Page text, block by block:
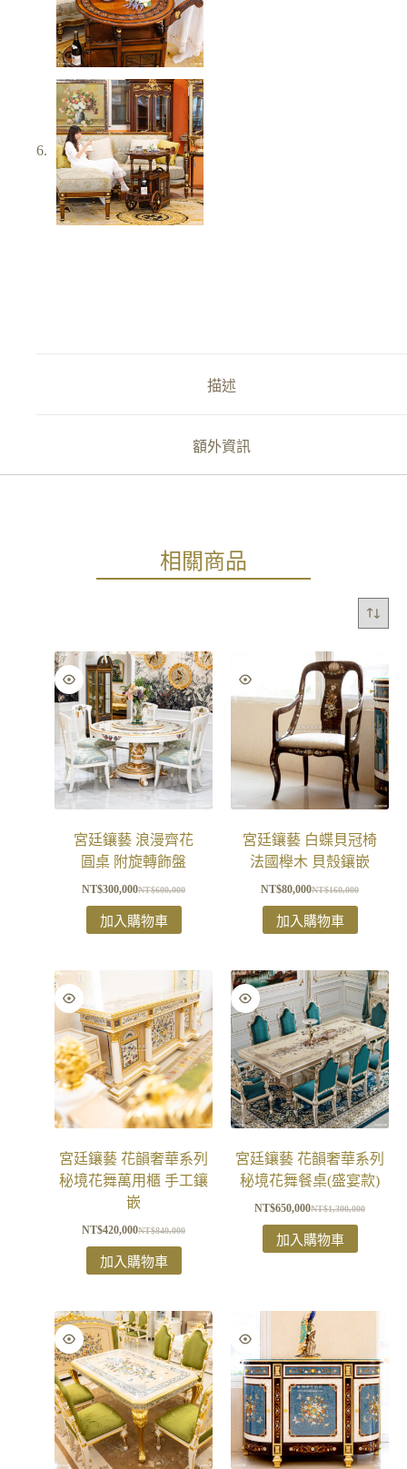
描述
額外資訊
相關商品
宮廷鑲藝 浪漫齊花
圓桌 附旋轉飾盤
NT$600,000
NT$300,000
加入購物車
宮廷鑲藝 白蝶貝冠椅
法國櫸木 貝殼鑲嵌
NT$160,000
NT$80,000
加入購物車
宮廷鑲藝 花韻奢華系列
秘境花舞萬用櫃 手工鑲
嵌
NT$840,000
NT$420,000
加入購物車
宮廷鑲藝 花韻奢華系列
秘境花舞餐桌(盛宴款)
NT$1,300,000
NT$650,000
加入購物車